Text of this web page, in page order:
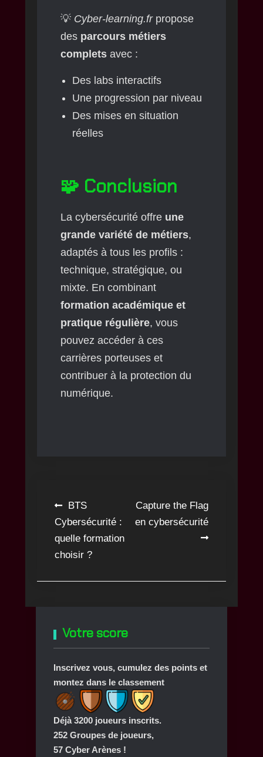
💡 Cyber-learning.frpropose
des parcours métiers
completsavec :
Des labs interactifs
Une progression par niveau
Des mises en situation
réelles
🧩 Conclusion
La cybersécurité offre une
grande variété de métiers,
adaptés à tous les profils :
technique, stratégique, ou
mixte. En combinant
formation académique et
pratique régulière, vous
pouvez accéder à ces
carrières porteuses et
contribuer à la protection du
numérique.
Navigation
de
l’article
BTS
Cybersécurité :
quelle formation
choisir ?
Capture the Flag
en cybersécurité
Votre score
Inscrivez vous, cumulez des points et
montez dans le classement
Déjà 3200 joueurs inscrits.
252 Groupes de joueurs,
57 Cyber Arènes !